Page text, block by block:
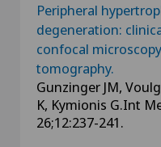
Peripheral
degeneration:
confocal
tomography.
Gunzinger JM,
K, Kymionis G.Int
26;12:237-241.